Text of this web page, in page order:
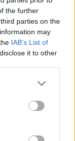
the further
parties on the
may
IAB’s List of
it to other
more Google
may click to
party tags to
below Google
θάνατος του
ΒΑΣΊΛΗΣ ΛΑΔΙΆΣ